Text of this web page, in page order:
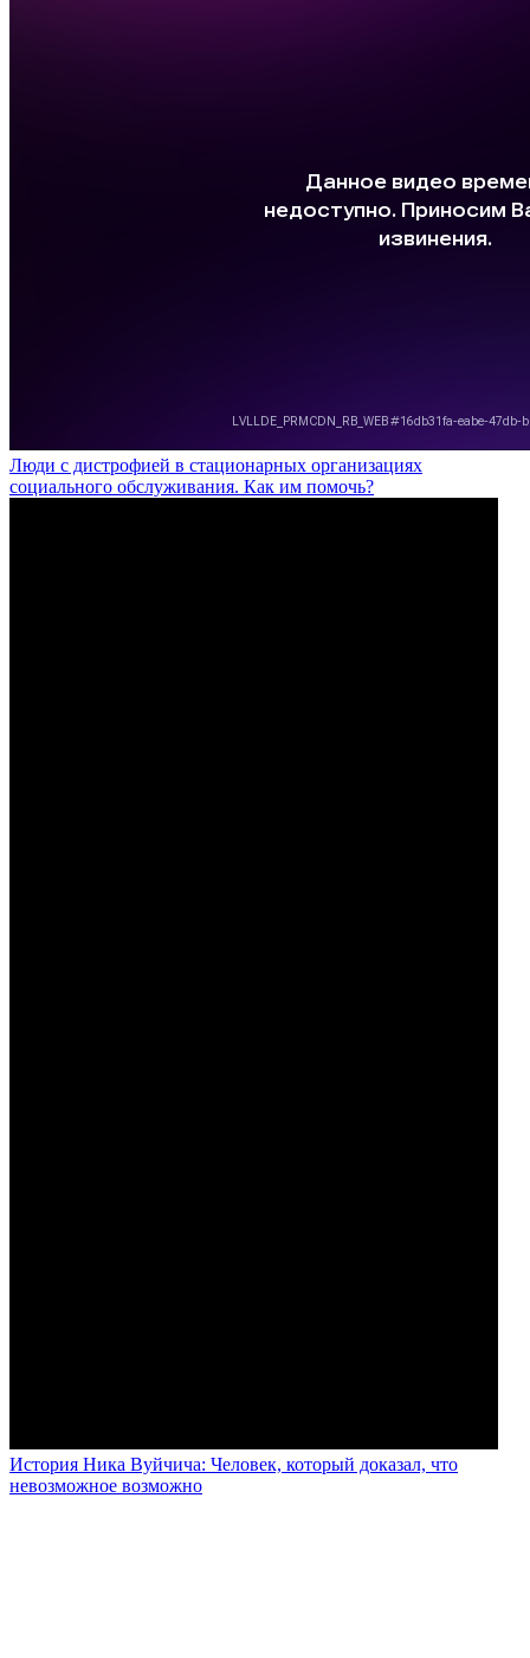
Люди с дистрофией в стационарных организациях
социального обслуживания. Как им помочь?
История Ника Вуйчича: Человек, который доказал, что
невозможное возможно